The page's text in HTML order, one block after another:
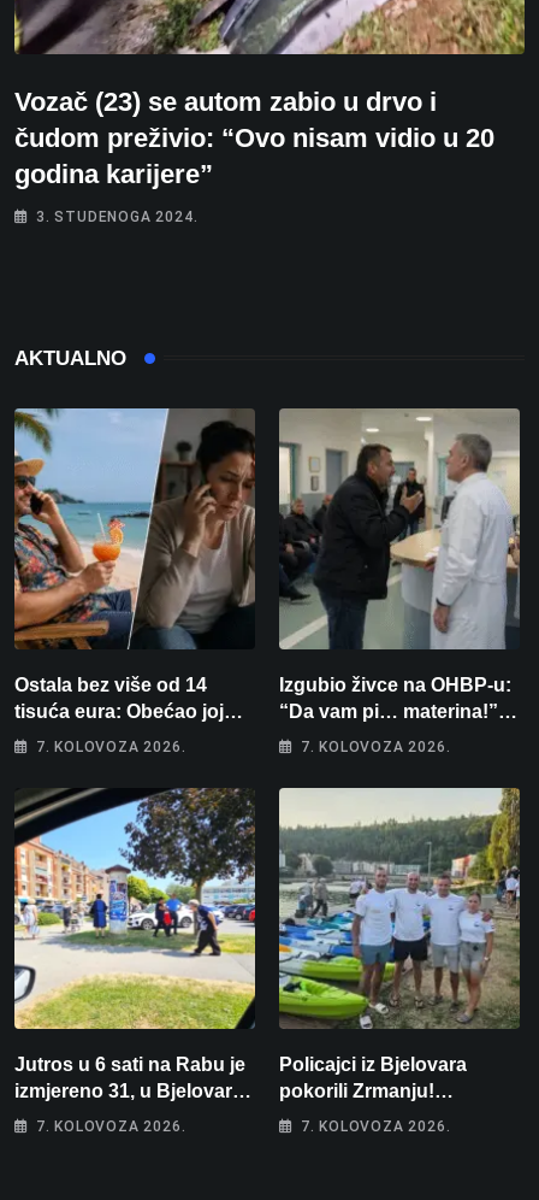
Vozač (23) se autom zabio u drvo i
čudom preživio: “Ovo nisam vidio u 20
godina karijere”
3. STUDENOGA 2024.
AKTUALNO
Ostala bez više od 14
tisuća eura: Obećao joj
auto za tjedan dana, a
7. KOLOVOZA 2026.
Izgubio živce na OHBP-u:
“Da vam pi… materina!”
Zbog člana obitelji vrijeđao
7. KOLOVOZA 2026.
Jutros u 6 sati na Rabu je
izmjereno 31, u Bjelovaru
malo više od 25. Stiže nam
7. KOLOVOZA 2026.
Policajci iz Bjelovara
pokorili Zrmanju!
Magdalena i Tomislav
7. KOLOVOZA 2026.